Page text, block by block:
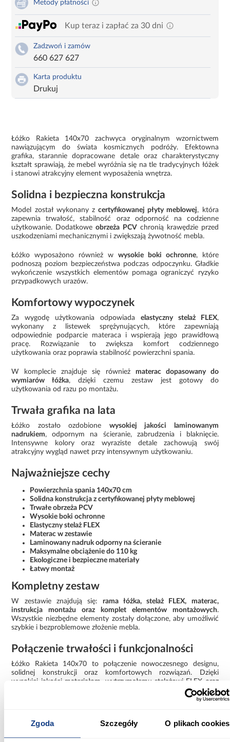
Zgoda Szczegóły O plikach cookies
Metody płatności
Kup teraz i zapłać za 30 dni
Zadzwoń i zamów
660 627 627
Karta produktu
Drukuj
Łóżko Rakieta 140x70 zachwyca oryginalnym wzornictwem
nawiązującym do świata kosmicznych podróży. Efektowna
grafika, starannie dopracowane detale oraz charakterystyczny
kształt sprawiają, że mebel wyróżnia się na tle tradycyjnych łóżek
i stanowi atrakcyjny element wyposażenia wnętrza.
Solidna i bezpieczna konstrukcja
Model został wykonany zcertyfikowanej płyty meblowej, która
zapewnia trwałość, stabilność oraz odporność na codzienne
użytkowanie. Dodatkoweobrzeża PCVchronią krawędzie przed
uszkodzeniami mechanicznymi i zwiększają żywotność mebla.
Łóżko wyposażono również w wysokie boki ochronne, które
podnoszą poziom bezpieczeństwa podczas odpoczynku. Gładkie
wykończenie wszystkich elementów pomaga ograniczyć ryzyko
przypadkowych urazów.
Komfortowy wypoczynek
Za wygodę użytkowania odpowiada elastyczny stelaż FLEX,
wykonany z listewek sprężynujących, które zapewniają
odpowiednie podparcie materaca i wspierają jego prawidłową
pracę. Rozwiązanie to zwiększa komfort codziennego
użytkowania oraz poprawia stabilność powierzchni spania.
W komplecie znajduje się również materac dopasowany do
wymiarów łóżka, dzięki czemu zestaw jest gotowy do
użytkowania od razu po montażu.
Trwała grafika na lata
Łóżko zostało ozdobione wysokiej jakości laminowanym
nadrukiem, odpornym na ścieranie, zabrudzenia i blaknięcie.
Intensywne kolory oraz wyraziste detale zachowują swój
atrakcyjny wygląd nawet przy intensywnym użytkowaniu.
Najważniejsze cechy
Powierzchnia spania 140x70 cm
Solidna konstrukcja z certyfikowanej płyty meblowej
Trwałe obrzeża PCV
Wysokie boki ochronne
Elastyczny stelaż FLEX
Materac w zestawie
Laminowany nadruk odporny na ścieranie
Maksymalne obciążenie do 110 kg
Ekologiczne i bezpieczne materiały
Łatwy montaż
Kompletny zestaw
W zestawie znajdują się: rama łóżka, stelaż FLEX, materac,
instrukcja montażu oraz komplet elementów montażowych.
Wszystkie niezbędne elementy zostały dołączone, aby umożliwić
szybkie i bezproblemowe złożenie mebla.
Połączenie trwałości i funkcjonalności
Łóżko Rakieta 140x70 to połączenie nowoczesnego designu,
solidnej konstrukcji oraz komfortowych rozwiązań. Dzięki
wysokiej jakości materiałom, wytrzymałemu stelażowi FLEX oraz
trwałej grafice stanowi funkcjonalny mebel, który zachowuje
Informacje Informacje o produkcie